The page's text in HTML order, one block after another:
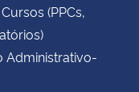
(PPCs,
Administrativo-